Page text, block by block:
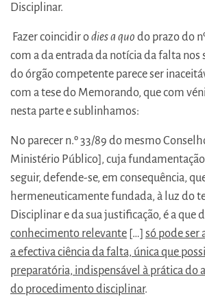
Disciplinar.
Fazer coincidir odies a quo do prazo do
com a da entrada da notícia da falta nos
do órgão competente parece ser
com a tese do Memorando, que com
nesta parte e sublinhamos:
No parecer n.º 33/89 do mesmo
Ministério Público], cuja
seguir, defende-se, em consequência,
hermeneuticamente fundada, à luz do
Disciplinar e da sua justificação, é a que
conhecimento relevante […] só pode ser
a efectiva ciência da falta, única que
preparatória, indispensável à prática do
do procedimento disciplinar.